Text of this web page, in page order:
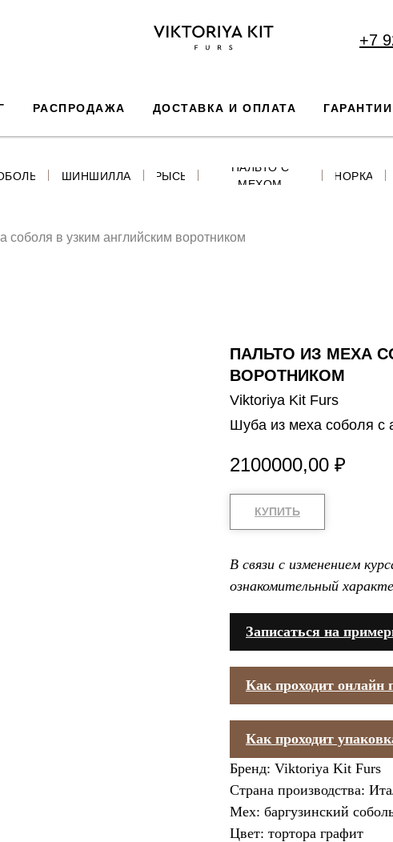
+7
РАСПРОДАЖА ДОСТАВКА И ОПЛАТА ГАРАНТИИ
ШИНШИЛЛА РЫСЬ
ПАЛЬТО С
МЕХОМ
НОРКА
соболя в узким английским воротником
ПАЛЬТО ИЗ МЕХА
ВОРОТНИКОМ
Viktoriya Kit Furs
Шуба из меха соболя с
2100000,00 ₽
КУПИТЬ
В связи с изменением
ознакомительный
Записаться на
Как проходит онлайн
Как проходит
Бренд: Viktoriya Kit Furs
Страна производства:
Мех: баргузинский
Цвет: тортора графит